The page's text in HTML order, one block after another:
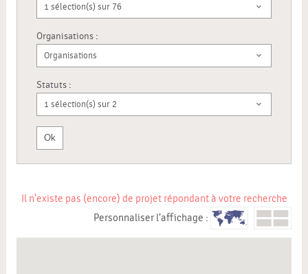
1 sélection(s) sur 76
Organisations :
Organisations
Statuts :
1 sélection(s) sur 2
Ok
Il n'existe pas (encore) de projet répondant à votre recherche
Personnaliser l’affichage :